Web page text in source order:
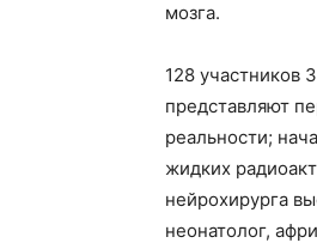
мозга.
128 участников
представляют
реальности;
жидких
нейрохирурга
неонатолог,